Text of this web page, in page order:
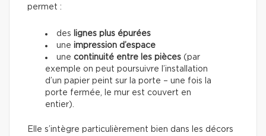
permet :
des lignes plus épurées
une impression d’espace
une continuité entre les pièces (par
exemple on peut poursuivre l’installation
d’un papier peint sur la porte – une fois la
porte fermée, le mur est couvert en
entier).
Elle s’intègre particulièrement bien dans les décors